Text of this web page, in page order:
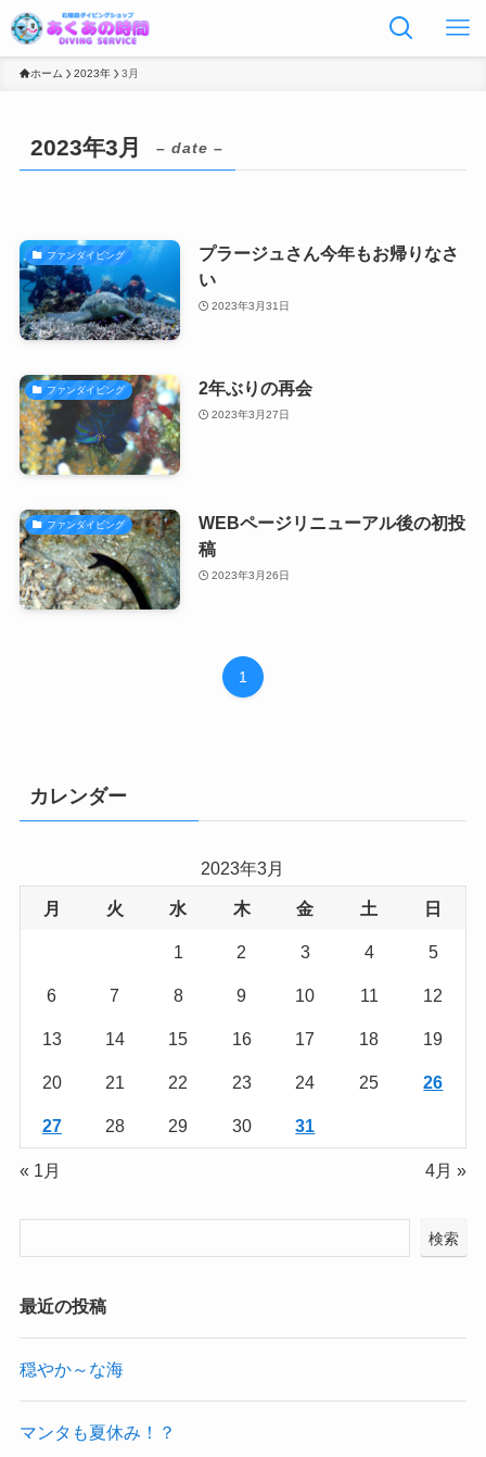
ホーム 2023年 3月
2023年3月 – date –
ファンダイビング
プラージュさん今年もお帰りなさ
い
2023年3月31日
ファンダイビング 2年ぶりの再会
2023年3月27日
ファンダイビング
WEBページリニューアル後の初投
稿
2023年3月26日
1
カレンダー
2023年3月
月 火 水 木 金 土 日
1 2 3 4 5
6 7 8 9 10 11 12
13 14 15 16 17 18 19
20 21 22 23 24 25 26
27 28 29 30 31
« 1月 4月 »
検索
最近の投稿
穏やか～な海
マンタも夏休み！？